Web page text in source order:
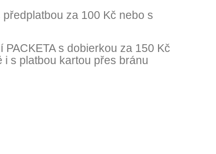
za 100 Kč nebo s
s dobierkou za 150 Kč
i s platbou kartou přes bránu